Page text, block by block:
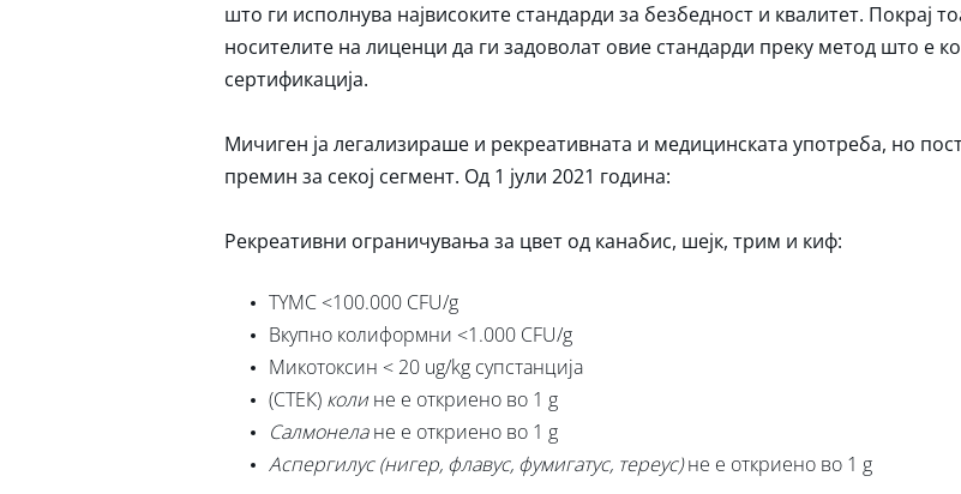
што ги исполнува највисоките стандарди за безбедност и квалитет. Покрај
носителите на лиценци да ги задоволат овие стандарди преку метод што е
сертификација.
Мичиген ја легализираше и рекреативната и медицинската употреба, но
премин за секој сегмент. Од 1 јули 2021 година:
Рекреативни ограничувања за цвет од канабис, шејк, трим и киф:
TYMC <100.000 CFU/g
Вкупно колиформни <1.000 CFU/g
Микотоксин < 20 ug/kg супстанција
(СТЕК) колине е откриено во 1 g
Салмонелане е откриено во 1 g
Аспергилус (нигер, флавус, фумигатус, тереус)не е откриено во 1 g